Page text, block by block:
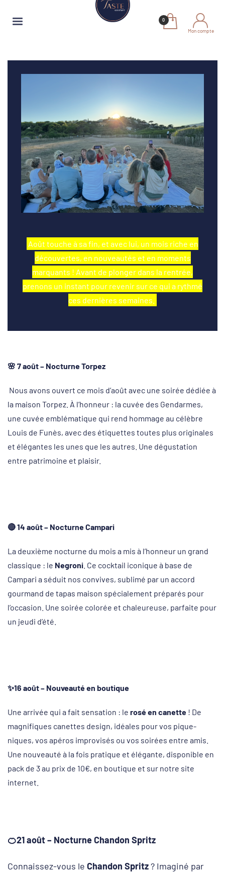
Mon compte
Août touche à sa fin, et avec lui, un mois riche en
découvertes, en nouveautés et en moments
marquants ! Avant de plonger dans la rentrée,
prenons un instant pour revenir sur ce qui a rythmé
ces dernières semaines.
🌸 7 août – Nocturne Torpez
Nous avons ouvert ce mois d’août avec une soirée dédiée à
la maison Torpez. À l’honneur : la cuvée des Gendarmes,
une cuvée emblématique qui rend hommage au célèbre
Louis de Funès, avec des étiquettes toutes plus originales
et élégantes les unes que les autres. Une dégustation
entre patrimoine et plaisir.
🔴14 août – Nocturne Campari
La deuxième nocturne du mois a mis à l’honneur un grand
classique : le Negroni . Ce cocktail iconique à base de
Campari a séduit nos convives, sublimé par un accord
gourmand de tapas maison spécialement préparés pour
l’occasion. Une soirée colorée et chaleureuse, parfaite pour
un jeudi d’été.
✨16 août – Nouveauté en boutique
Une arrivée qui a fait sensation : le rosé en canette ! De
magnifiques canettes design, idéales pour vos pique-
niques, vos apéros improvisés ou vos soirées entre amis.
Une nouveauté à la fois pratique et élégante, disponible en
pack de 3 au prix de 10€, en boutique et sur notre site
internet.
🍊21 août – Nocturne Chandon Spritz
Connaissez-vous le Chandon Spritz? Imaginé par